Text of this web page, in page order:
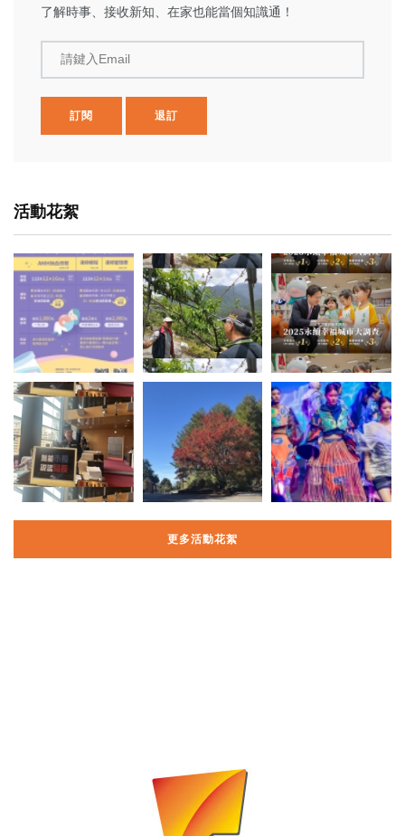
了解時事、接收新知、在家也能當個知識通！
請鍵入Email
訂閱 退訂
活動花絮
更多活動花絮